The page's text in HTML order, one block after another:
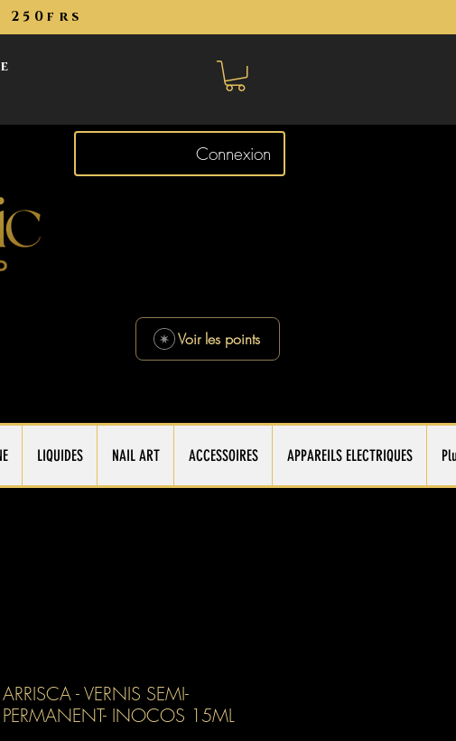
250frs
Connexion
Voir les points
LIQUIDES NAIL ART ACCESSOIRES APPAREILS ELECTRIQUES
ARRISCA - VERNIS SEMI-
PERMANENT- INOCOS 15ML